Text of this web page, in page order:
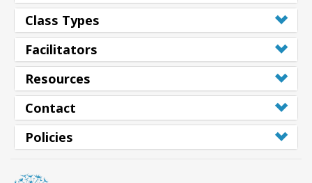
Class Types
Facilitators
Resources
Contact
Policies